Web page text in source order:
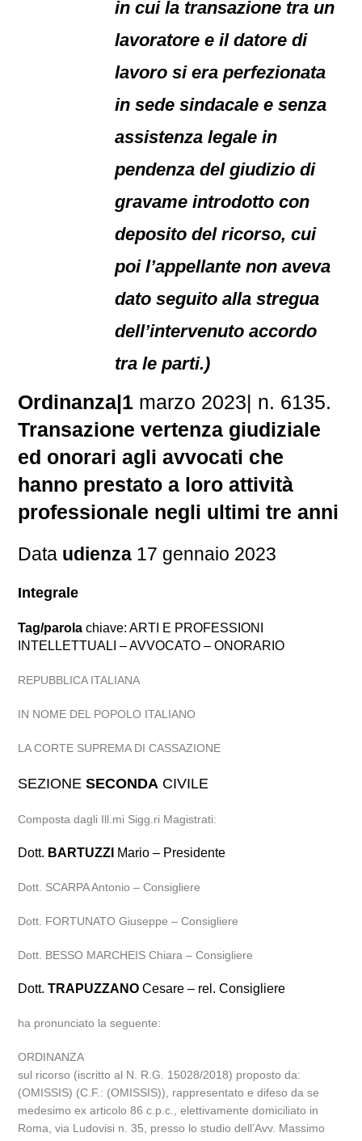
in cui la transazione tra un
lavoratore e il datore di
lavoro si era perfezionata
in sede sindacale e senza
assistenza legale in
pendenza del giudizio di
gravame introdotto con
deposito del ricorso, cui
poi l’appellante non aveva
dato seguito alla stregua
dell’intervenuto accordo
tra le parti.)
Ordinanza|1 marzo 2023| n. 6135.
Transazione vertenza giudiziale
ed onorari agli avvocati che
hanno prestato a loro attività
professionale negli ultimi tre anni
Data udienza 17 gennaio 2023
Integrale
Tag/parola chiave: ARTI E PROFESSIONI
INTELLETTUALI – AVVOCATO – ONORARIO
REPUBBLICA ITALIANA
IN NOME DEL POPOLO ITALIANO
LA CORTE SUPREMA DI CASSAZIONE
SEZIONESECONDA CIVILE
Composta dagli Ill.mi Sigg.ri Magistrati:
Dott. BARTUZZI Mario – Presidente
Dott. SCARPA Antonio – Consigliere
Dott. FORTUNATO Giuseppe – Consigliere
Dott. BESSO MARCHEIS Chiara – Consigliere
Dott.TRAPUZZANO Cesare – rel. Consigliere
ha pronunciato la seguente:
ORDINANZA
sul ricorso (iscritto al N. R.G. 15028/2018) proposto da:
(OMISSIS) (C.F.: (OMISSIS)), rappresentato e difeso da se
medesimo ex articolo 86 c.p.c., elettivamente domiciliato in
Roma, via Ludovisi n. 35, presso lo studio dell’Avv. Massimo